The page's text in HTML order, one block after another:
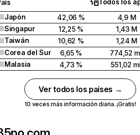
Todos los
Japón
42,06 %
4,9 M
Singapur
12,25 %
1,43 M
Taiwán
10,62 %
1,24 M
Corea del Sur
6,65 %
774,52
Malasia
4,73 % 551,02
Ver todos los países →
10 veces más información diaria. ¡Gratis!